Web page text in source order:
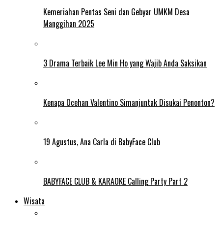
Kemeriahan Pentas Seni dan Gebyar UMKM Desa
Manggihan 2025
3 Drama Terbaik Lee Min Ho yang Wajib Anda Saksikan
Kenapa Ocehan Valentino Simanjuntak Disukai Penonton?
19 Agustus, Ana Carla di BabyFace Club
BABYFACE CLUB & KARAOKE Calling Party Part 2
Wisata